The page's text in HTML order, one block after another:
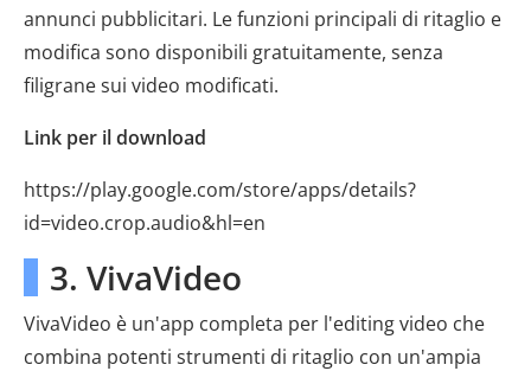
annunci pubblicitari. Le funzioni principali di ritaglio e
modifica sono disponibili gratuitamente, senza
filigrane sui video modificati.
Link per il download
https://play.google.com/store/apps/details?
id=video.crop.audio&hl=en
3. VivaVideo
VivaVideo è un'app completa per l'editing video che
combina potenti strumenti di ritaglio con un'ampia